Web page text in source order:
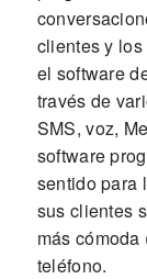
clientes y
el software
través de
SMS, voz,
software
sentido para
sus clientes
más
teléfono.